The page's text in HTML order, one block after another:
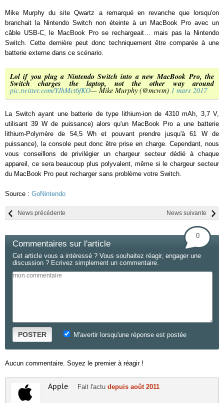
Mike Murphy du site Qwartz a remarqué en revanche que lorsqu'on
branchait la Nintendo Switch non éteinte à un MacBook Pro avec un
câble USB-C, le MacBook Pro se rechargeait… mais pas la Nintendo
Switch. Cette dernière peut donc techniquement être comparée à une
batterie externe dans ce scénario.
Lol if you plug a Nintendo Switch into a new MacBook Pro, the
Switch charges the laptop, not the other way around
pic.twitter.com/YJhMct6fKO— Mike Murphy (@mcwm) 1 mars 2017
La Switch ayant une batterie de type lithium-ion de 4310 mAh, 3,7 V,
utilisant 39 W de puissance) alors qu'un MacBook Pro a une batterie
lithium-Polymère de 54,5 Wh et pouvant prendre jusqu'à 61 W de
puissance), la console peut donc être prise en charge. Cependant, nous
vous conseillons de privilégier un chargeur secteur dédié à chaque
appareil, ce sera beaucoup plus polyvalent, même si le chargeur secteur
du MacBook Pro peut recharger sans problème votre Switch.
Source : GoNintendo
News suivante
News précédente
Commentaires sur l'article
0
Cet article vous a intéressé ? Vous souhaitez réagir, engager une
discussion ? Ecrivez simplement un commentaire.
POSTER M'avertir lorsqu'une réponse est postée
Aucun commentaire. Soyez le premier à réagir !
Apple Fait l'actu depuis août 2011